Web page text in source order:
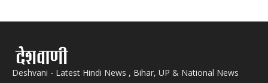
Deshvani - Latest Hindi News , Bihar, UP & National News